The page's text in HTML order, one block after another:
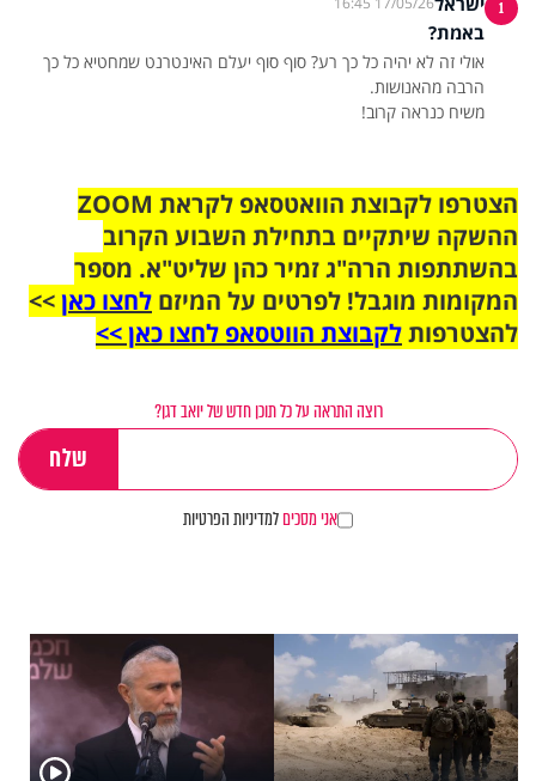
1
באמת?
אולי זה לא יהיה כל כך רע? סוף סוף יעלם האינטרנט שמחטיא כל כך
משיח כנראה קרוב!
הצטרפו לקבוצת הוואטסאפ לקראת ZOOM
ההשקה שיתקיים בתחילת השבוע הקרוב
בהשתתפות הרה"ג זמיר כהן שליט"א. מספר
המקומות מוגבל! לפרטים על המיזם לחצו כאן>>
להצטרפותלקבוצת הווטסאפ לחצו כאן >>
רוצה התראה על כל תוכן חדש של יואב דגן?
אני מסכיםלמדיניות הפרטיות